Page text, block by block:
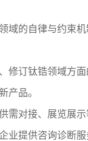
域的自律与约束
订钛锆领域方面
产品。
需对接、展览展示
业提供咨询诊断服